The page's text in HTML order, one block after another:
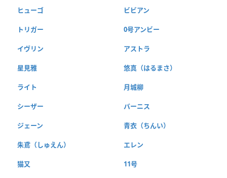
ヒューゴ ビビアン
トリガー 0号アンビー
イヴリン アストラ
星見雅 悠真（はるまさ）
ライト 月城柳
シーザー バーニス
ジェーン 青衣（ちんい）
朱鳶（しゅえん） エレン
猫又 11号